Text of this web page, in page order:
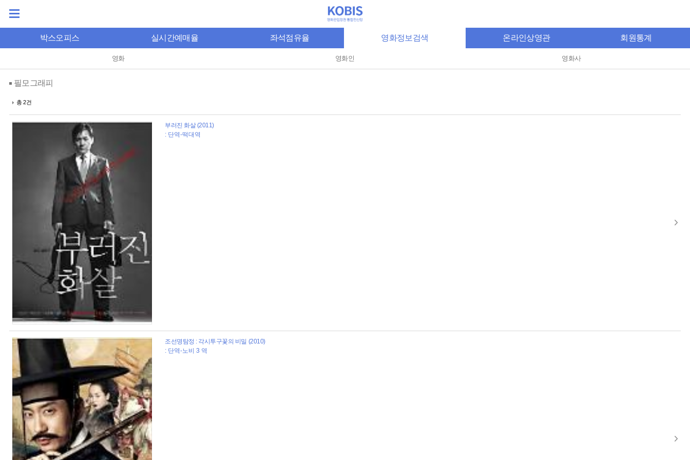
박스오피스 실시간예매율 좌석점유율 영화정보검색 온라인상영관 회원통계
영화 영화인 영화사
필모그래피
총 2건
부러진 화살 (2011)
: 단역-떡대역
조선명탐정 : 각시투구꽃의 비밀 (2010)
: 단역-노비 3 역